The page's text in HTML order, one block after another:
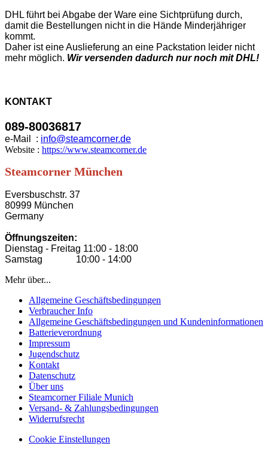
DHL führt bei Abgabe der Ware eine Sichtprüfung durch,
damit die Bestellungen nicht in die Hände Minderjähriger
kommt.
Daher ist eine Auslieferung an eine Packstation leider nicht
mehr möglich. Wir versenden dadurch nur noch mit DHL!
KONTAKT
089-80036817
e-Mail : info@steamcorner.de
Website : https://www.steamcorner.de
Steamcorner München
Eversbuschstr. 37
80999 München
Germany
Öffnungszeiten:
Dienstag - Freitag 11:00 - 18:00
Samstag 10:00 - 14:00
Mehr über...
Allgemeine Geschäftsbedingungen
Verbraucher Info
Allgemeine Geschäftsbedingungen und Kundeninformationen
Batterieverordnung
Impressum
Jugendschutz
Kontakt
Datenschutz
Über uns
Steamcorner Filiale Munich
Versand- & Zahlungsbedingungen
Widerrufsrecht
Cookie Einstellungen